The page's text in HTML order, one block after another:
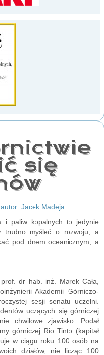
się
Jacek Madeja
i paliw kopalnych to jedynie
trudno myśleć o rozwoju, a
pod dnem oceanicznym, a
dr hab. inż. Marek Cała,
Akademii Górniczo-
sesji senatu uczelni.
uczących się górniczej
chwilowe zjawisko. Podał
górniczej Rio Tinto (kapitał
w ciągu roku 100 osób na
działów, nie licząc 100